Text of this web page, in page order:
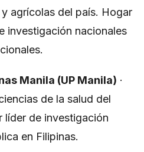
agrícolas del país. Hogar
investigación nacionales
Manila (UP Manila) ·
de la salud del
líder de investigación
en Filipinas.